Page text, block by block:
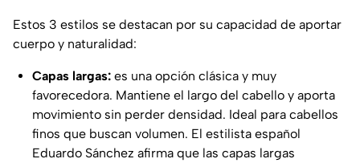
Estos 3 estilos se destacan por su capacidad de aportar
cuerpo y naturalidad:
Capas largas: es una opción clásica y muy
favorecedora. Mantiene el largo del cabello y aporta
movimiento sin perder densidad. Ideal para cabellos
finos que buscan volumen. El estilista español
Eduardo Sánchez afirma que las capas largas